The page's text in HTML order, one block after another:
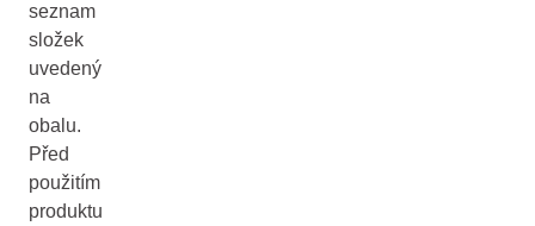
seznam
složek
uvedený
na
obalu.
Před
použitím
produktu